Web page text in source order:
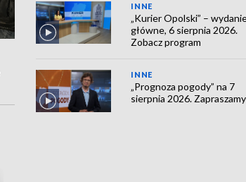
INNE
„Kurier Opolski” –
główne, 6 sierpnia 2026.
Zobacz program
INNE
„Prognoza pogody” na 7
sierpnia 2026. Zapraszamy